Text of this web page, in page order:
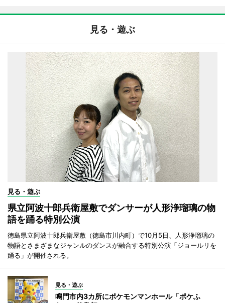
見る・遊ぶ
見る・遊ぶ
県立阿波十郎兵衛屋敷でダンサーが人形浄瑠璃の物
語を踊る特別公演
徳島県立阿波十郎兵衛屋敷（徳島市川内町）で10月5日、人形浄瑠璃の
物語とさまざまなジャンルのダンスが融合する特別公演「ジョールリを
踊る」が開催される。
見る・遊ぶ
鳴門市内3カ所にポケモンマンホール「ポケふ